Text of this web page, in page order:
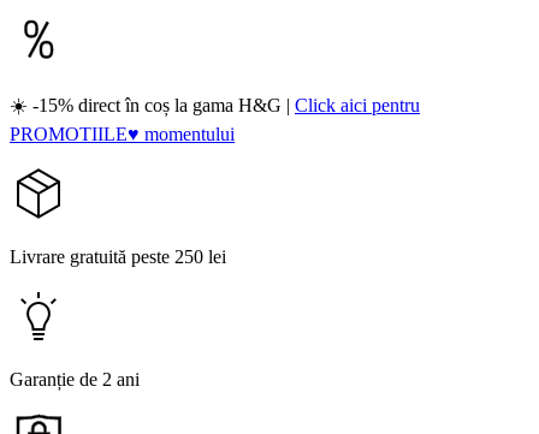
☀️ -15% direct în coș la gama H&G | Click aici pentru
PROMOTIILE♥ momentului
Livrare gratuită peste 250 lei
Garanție de 2 ani